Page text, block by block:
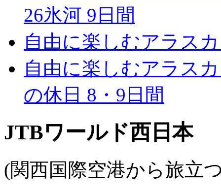
26氷河 9日間
自由に楽しむアラス
自由に楽しむアラス
の休日 8・9日間
JTBワールド西日本
(関西国際空港から旅立